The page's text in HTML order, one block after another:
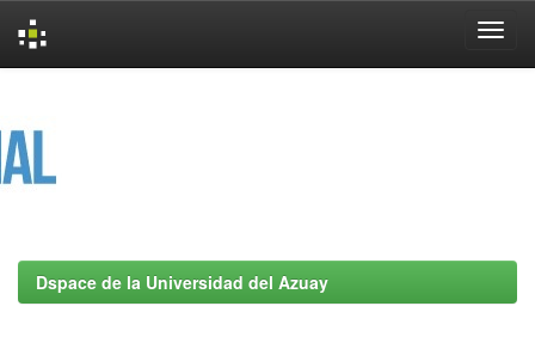
Dspace de la Universidad del Azuay